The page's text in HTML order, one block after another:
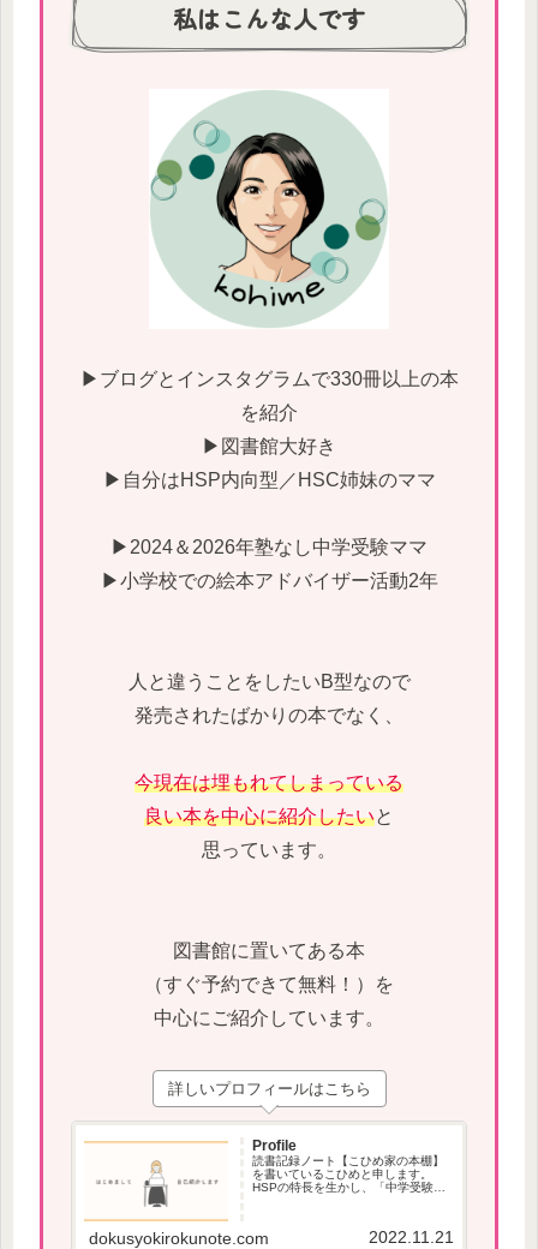
私はこんな人です
▶ブログとインスタグラムで330冊以上の本
を紹介
▶図書館大好き
▶自分はHSP内向型／HSC姉妹のママ
▶2024＆2026年塾なし中学受験ママ
▶小学校での絵本アドバイザー活動2年
人と違うことをしたいB型なので
発売されたばかりの本でなく、
今現在は埋もれてしまっている
良い本を中心に紹介したいと
思っています。
図書館に置いてある本
（すぐ予約できて無料！）を
中心にご紹介しています。
詳しいプロフィールはこちら
Profile
読書記録ノート【こひめ家の本棚】
を書いているこひめと申します。
HSPの特長を生かし、「中学受験」
dokusyokirokunote.com 2022.11.21